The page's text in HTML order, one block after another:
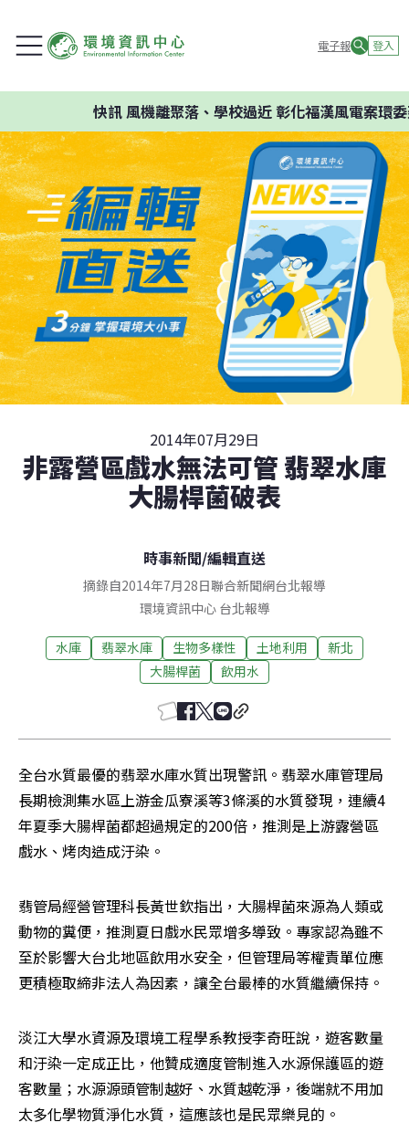
電子報 登入
快訊風機離聚落、學校過近 彰化福漢風電案環委
2014年07月29日
非露營區戲水無法可管 翡翠水庫
大腸桿菌破表
時事新聞/編輯直送
摘錄自2014年7月28日聯合新聞網台北報導
環境資訊中心 台北報導
水庫 翡翠水庫 生物多樣性 土地利用
新北
大腸桿菌
飲用水
全台水質最優的翡翠水庫水質出現警訊。翡翠水庫管理局
長期檢測集水區上游金瓜寮溪等3條溪的水質發現，連續4
年夏季大腸桿菌都超過規定的200倍，推測是上游露營區
戲水、烤肉造成汙染。
翡管局經營管理科長黃世欽指出，大腸桿菌來源為人類或
動物的糞便，推測夏日戲水民眾增多導致。專家認為雖不
至於影響大台北地區飲用水安全，但管理局等權責單位應
更積極取締非法人為因素，讓全台最棒的水質繼續保持。
淡江大學水資源及環境工程學系教授李奇旺說，遊客數量
和汙染一定成正比，他贊成適度管制進入水源保護區的遊
客數量；水源源頭管制越好、水質越乾淨，後端就不用加
太多化學物質淨化水質，這應該也是民眾樂見的。